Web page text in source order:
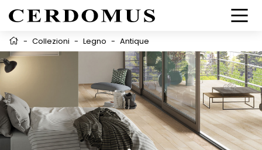
- Collezioni - Legno - Antique